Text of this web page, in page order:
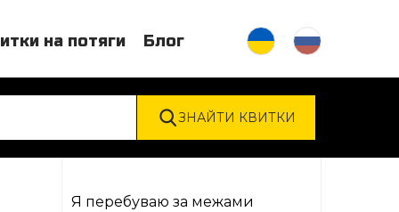
на потяги Блог
Я перебуваю за межами